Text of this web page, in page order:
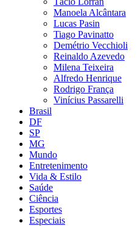
Manoela Alcântara
Lucas Pasin
Tiago Pavinatto
Demétrio Vecchioli
Reinaldo Azevedo
Milena Teixeira
Alfredo Henrique
Rodrigo França
Vinícius Passarelli
Brasil
DF
SP
MG
Mundo
Entretenimento
Vida & Estilo
Saúde
Ciência
Esportes
Especiais